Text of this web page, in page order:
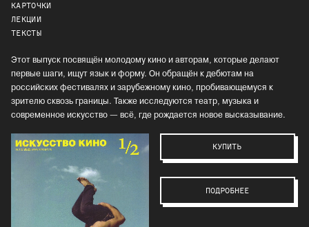
КАРТОЧКИ
ЛЕКЦИИ
ТЕКСТЫ
Этот выпуск посвящён молодому кино и авторам, которые делают
первые шаги, ищут язык и форму. Он обращён к дебютам на
российских фестивалях и зарубежному кино, пробивающемуся к
зрителю сквозь границы. Также исследуются театр, музыка и
современное искусство — всё, где рождается новое высказывание.
КУПИТЬ
ПОДРОБНЕЕ